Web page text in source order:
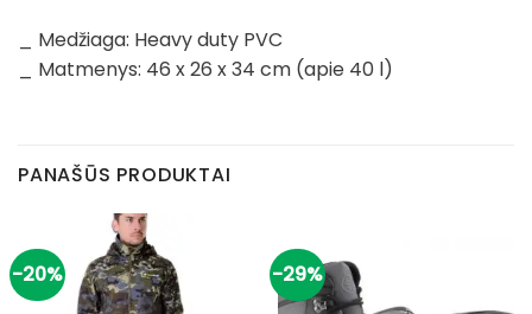
_ Medžiaga: Heavy duty PVC
_ Matmenys: 46 x 26 x 34 cm (apie 40 l)
PANAŠŪS PRODUKTAI
-20% -29%